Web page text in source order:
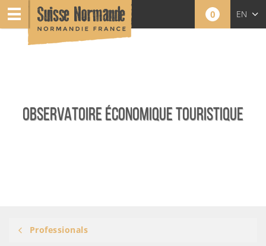
0 EN
OBSERVATOIRE ÉCONOMIQUE TOURISTIQUE
Professionals